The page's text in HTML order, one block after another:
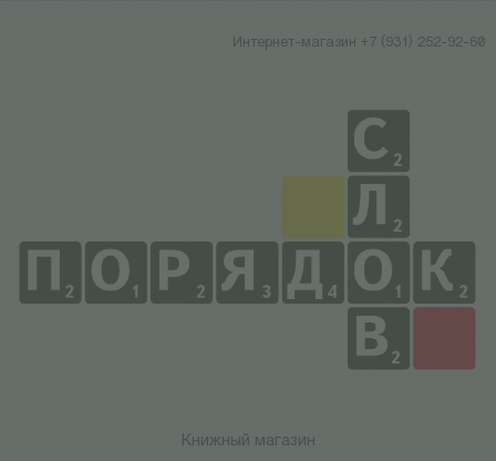
Интернет-магазин +7 (931) 252-92-60
Книжный магазин